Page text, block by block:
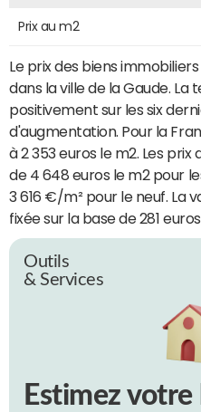
Prix au m2
Le prix des biens
dans la ville de la Gaude.
positivement sur les six
d'augmentation. Pour la
à 2 353 euros le m2. Les
de 4 648 euros le m2 pour
3 616 €/m² pour le neuf. La
fixée sur la base de 281
Outils
& Services
Estimez votre